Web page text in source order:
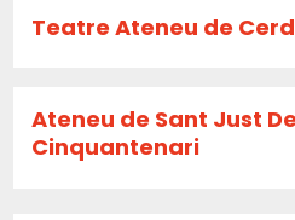
Teatre Ateneu de
Ateneu de Sant Just
Cinquantenari